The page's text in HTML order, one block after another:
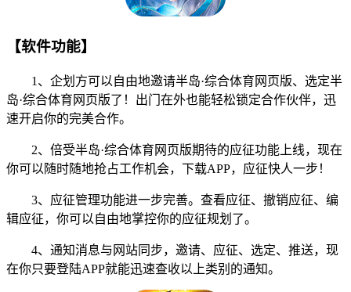
【软件功能】
1、企划方可以自由地邀请半岛·综合体育网页版、选定半
岛·综合体育网页版了！出门在外也能轻松锁定合作伙伴，迅
速开启你的完美合作。
2、倍受半岛·综合体育网页版期待的应征功能上线，现在
你可以随时随地抢占工作机会，下载APP，应征快人一步！
3、应征管理功能进一步完善。查看应征、撤销应征、编
辑应征，你可以自由地掌控你的应征规划了。
4、通知消息与网站同步，邀请、应征、选定、推送，现
在你只要登陆APP就能迅速查收以上类别的通知。